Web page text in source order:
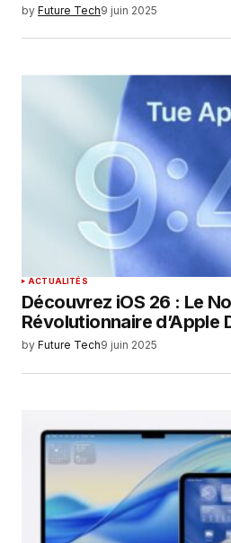
by Future Tech9 juin 2025
ACTUALITÉS
Découvrez iOS 26 : Le
Révolutionnaire d’Apple
by Future Tech9 juin 2025